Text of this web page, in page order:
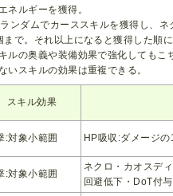
ネルギーを獲得。
ンダムでカーススキルを獲得し、ネ
で。それ以上になると獲得した順に
ルの奥義や装備効果で強化してもこ
いスキルの効果は重複できる。
スキル効果
:対象小範囲 HP吸収:ダメージ
:対象小範囲
ネクロ・カオスデ
回避低下・DoT付